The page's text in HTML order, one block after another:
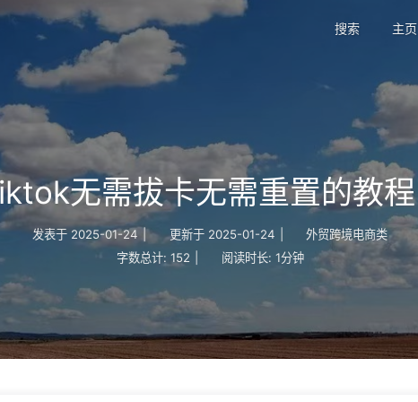
搜索 主页
无需拔卡无需重置的教程
发表于 2025-01-24 更新于 2025-01-24
外贸跨境电商类
字数总计: 152 阅读时长: 1分钟